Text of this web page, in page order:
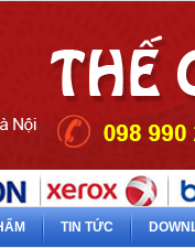
TIN TỨC